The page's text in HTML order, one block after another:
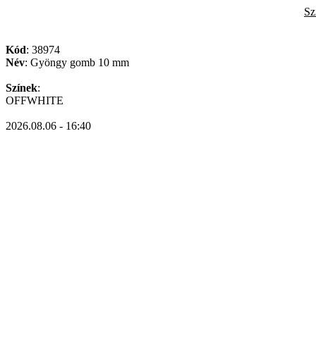
Kód: 38974
Név: Gyöngy gomb 10 mm
Színek:
OFFWHITE
2026.08.06 - 16:40